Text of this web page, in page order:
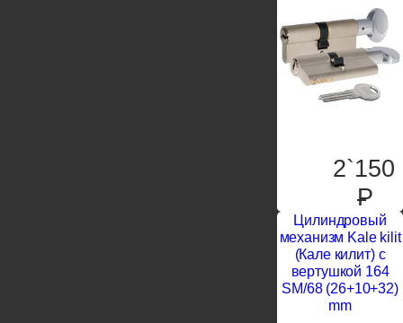
2`150
P
Цилиндровый
механизм Kale kilit
(Кале килит) с
вертушкой 164
SM/68 (26+10+32)
mm